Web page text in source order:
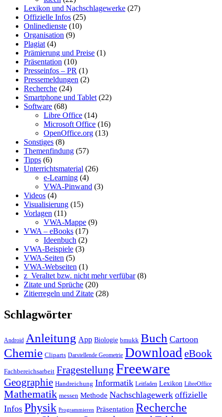
Lexikon und Nachschlagewerke (27)
Offizielle Infos (25)
Onlinedienste (10)
Organisation (9)
Plagiat (4)
Prämierung und Preise (1)
Präsentation (10)
Presseinfos – PR (1)
Pressemeldungen (2)
Recherche (24)
Smartphone und Tablet (22)
Software (68)
Libre Office (14)
Microsoft Office (16)
OpenOffice.org (13)
Sonstiges (8)
Themenfindung (57)
Tipps (6)
Unterrichtsmaterial (26)
e-Learning (4)
VWA-Pinwand (3)
Videos (4)
Visualisierung (15)
Vorlagen (11)
VWA-Mappe (9)
VWA – eBooks (17)
Ideenbuch (2)
VWA-Beispiele (3)
VWA-Seiten (5)
VWA-Webseiten (1)
z_Veraltet bzw. nicht mehr verfübar(8)
Zitate und Sprüche (20)
Zitierregeln und Zitate (28)
Schlagwörter
Android Anleitung App Biologie bmukk Buch Cartoon
Chemie Cliparts Darstellende Geometrie DownloadeBook
Fachbereichsarbeit Fragestellung Freeware
Geographie Handreichung Informatik Leitfaden Lexikon LibreOffice
Mathematik messen Methode Nachschlagewerk offizielle
Infos Physik Programmieren Präsentation Recherche